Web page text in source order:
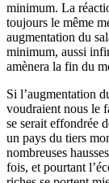
minimum. La
toujours le même
augmentation du
minimum, aussi
amènera la fin du
Si l’augmentation
voudraient nous le
se serait effondrée
un pays du tiers
nombreuses
fois, et pourtant